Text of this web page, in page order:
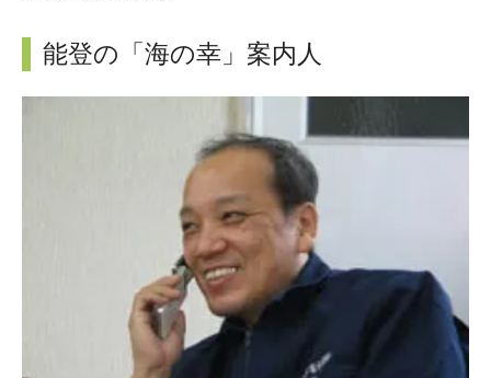
能登の「海の幸」案内人